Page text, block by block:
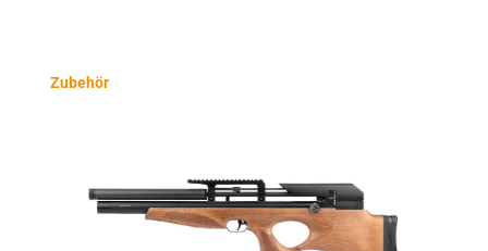
Produktgalerie überspringen
Zubehör